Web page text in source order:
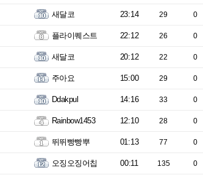
새달코 23:14 29 0
플라이퀘스트 22:12 26 0
새달코 20:12 22 0
주아요 15:00 29 0
Ddakpul 14:16 33 0
Rainbow1453 12:10 28 0
뛰뛰빵빵뿌 01:13 77 0
오징오징어칩 00:11 135 0